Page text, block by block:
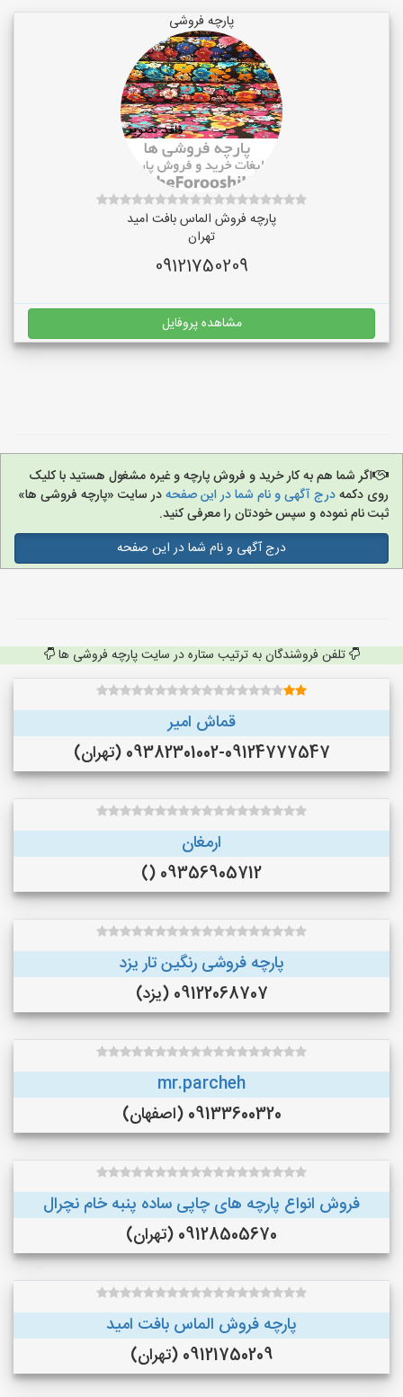
پارچه فروشی
پارچه فروش الماس بافت امید
تهران
09121750209
مشاهده پروفایل
اگر شما هم به کار خرید و فروش پارچه و غیره مشغول هستید با کلیک
روی دکمهدرج آگهی و نام شما در این صفحهدر سایت «پارچه فروشی ها»
ثبت نام نموده و سپس خودتان را معرفی کنید.
درج آگهی و نام شما در این صفحه
تلفن فروشندگان به ترتیب ستاره در سایت پارچه فروشی ها
قماش امیر
09382301002-09124777547 (تهران)
ارمغان
09356905712 ()
پارچه فروشی رنگین تار یزد
09122068707 (یزد)
mr.parcheh
09133600320 (اصفهان)
فروش انواع پارچه های چاپی ساده پنبه خام نچرال
09128505670 (تهران)
پارچه فروش الماس بافت امید
09121750209 (تهران)